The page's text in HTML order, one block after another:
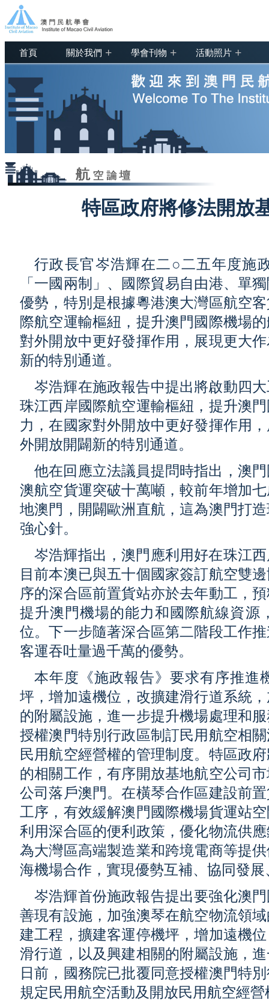
首頁 關於我們 + 學會刊物 + 活動照片 +
特區政府將修法開放
行政長官岑浩輝在二○二五年度施
「一國兩制」、國際貿易自由港、單
優勢，特別是根據粵港澳大灣區航空
際航空運輸樞紐，提升澳門國際機場
對外開放中更好發揮作用，展現更大
新的特別通道。
岑浩輝在施政報告中提出將啟動四
珠江西岸國際航空運輸樞紐，提升澳
力，在國家對外開放中更好發揮作用
外開放開闢新的特別通道。
他在回應立法議員提問時指出，澳
澳航空貨運突破十萬噸，較前年增加
地澳門，開闢歐洲直航，這為澳門打
強心針。
岑浩輝指出，澳門應利用好在珠江
目前本澳已與五十個國家簽訂航空雙
序的深合區前置貨站亦於去年動工，
提升澳門機場的能力和國際航線資源
位。下一步隨著深合區第二階段工作
客運吞吐量過千萬的優勢。
本年度《施政報告》要求有序推進
坪，增加遠機位，改擴建滑行道系統
的附屬設施，進一步提升機場處理和
授權澳門特別行政區制訂民用航空相
民用航空經營權的管理制度。特區政
的相關工作，有序開放基地航空公司
公司落戶澳門。在橫琴合作區建設前
工序，有效緩解澳門國際機場貨運站
利用深合區的便利政策，優化物流供
為大灣區高端製造業和跨境電商等提
海機場合作，實現優勢互補、協同發
岑浩輝首份施政報告提出要強化澳
善現有設施，加強澳琴在航空物流領
建工程，擴建客運停機坪，增加遠機
滑行道，以及興建相關的附屬設施，
日前，國務院已批覆同意授權澳門特
規定民用航空活動及開放民用航空經